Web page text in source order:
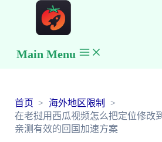
Main Menu
首页
海外地区限制
在老挝用西瓜视频怎么把定位修改
亲测有效的回国加速方案